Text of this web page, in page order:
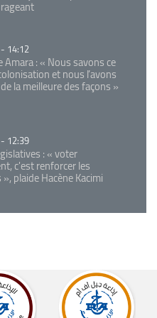
14:12
: « Nous savons ce
et nous l’avons
la meilleure des façons »
12:39
: « voter
c'est renforcer les
plaide Hacène Kacimi